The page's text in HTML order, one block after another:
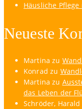
Häusliche
Neueste
Martina zu
Konrad zu
Martina zu
das Leben der
Schröder, Harald